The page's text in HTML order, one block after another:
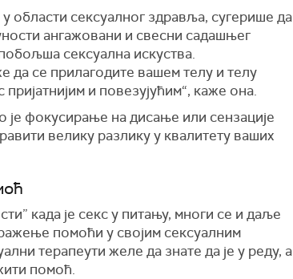
области сексуалног здравља, сугерише да
ангажовани и свесни садашњег
сексуална искуства.
да се прилагодите вашем телу и телу
и повезујућим“, каже она.
је фокусирање на дисање или сензације
велику разлику у квалитету ваших
када је секс у питању, многи се и даље
помоћи у својим сексуалним
терапеути желе да знате да је у реду, а
помоћ.